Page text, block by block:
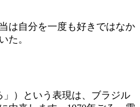
は自分を一度も好きではなか
た。
」）という表現は、ブラジル